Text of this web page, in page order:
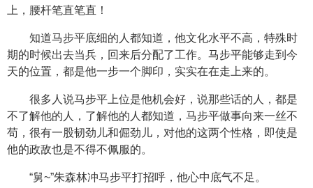
上，腰杆笔直笔直！
知道马步平底细的人都知道，他文化水平不高，特殊时
期的时候出去当兵，回来后分配了工作。马步平能够走到今
天的位置，都是他一步一个脚印，实实在在走上来的。
很多人说马步平上位是他机会好，说那些话的人，都是
不了解他的人，了解他的人都知道，马步平做事向来一丝不
苟，很有一股韧劲儿和倔劲儿，对他的这两个性格，即使是
他的政敌也是不得不佩服的。
“舅~”朱森林冲马步平打招呼，他心中底气不足。